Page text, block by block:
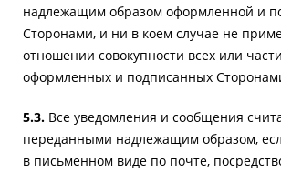
надлежащим образом оформленной и
Сторонами, и ни в коем случае не
отношении совокупности всех или
оформленных и подписанных
5.3. Все уведомления и сообщения
переданными надлежащим образом,
в письменном виде по почте,